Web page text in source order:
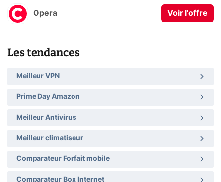
Opera Voir l'offre
Les tendances
Meilleur VPN
Prime Day Amazon
Meilleur Antivirus
Meilleur climatiseur
Comparateur Forfait mobile
Comparateur Box Internet